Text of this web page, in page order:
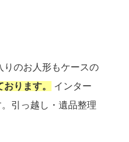
りのお人形もケースの
ります。
インター
引っ越し・遺品整理